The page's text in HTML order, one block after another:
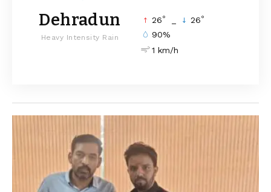
Dehradun
Heavy Intensity Rain
26° 26°
90%
1 km/h